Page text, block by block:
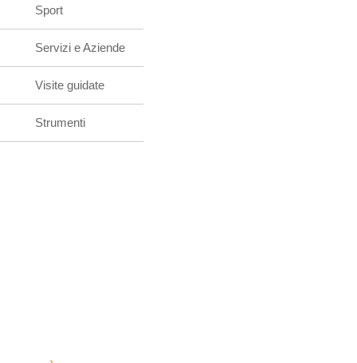
Sport
Servizi e Aziende
Visite guidate
Strumenti